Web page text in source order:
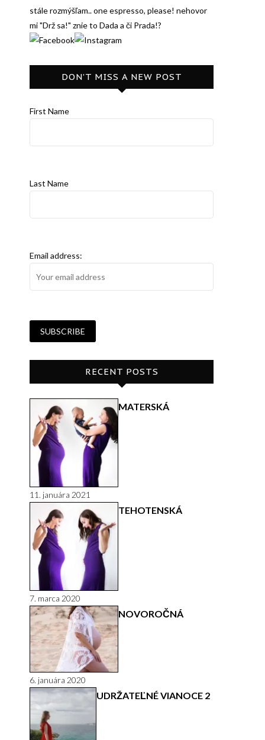
stále rozmýšľam.. one espresso, please! nehovor
mi "Drž sa!" znie to Dada a či Prada!?
DON’T MISS A NEW POST
First Name
Last Name
Email address:
RECENT POSTS
MATERSKÁ
11. januára 2021
TEHOTENSKÁ
7. marca 2020
NOVOROČNÁ
6. januára 2020
UDRŽATEĽNÉ VIANOCE 2